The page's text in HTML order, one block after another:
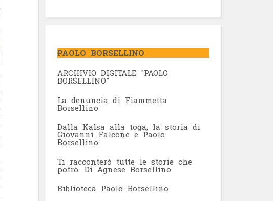
PAOLO BORSELLINO
ARCHIVIO DIGITALE "PAOLO
BORSELLINO"
La denuncia di Fiammetta
Borsellino
Dalla Kalsa alla toga, la storia di
Giovanni Falcone e Paolo
Borsellino
Ti racconterò tutte le storie che
potrò. Di Agnese Borsellino
Biblioteca Paolo Borsellino